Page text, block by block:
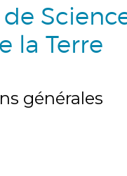
la Terre
générales